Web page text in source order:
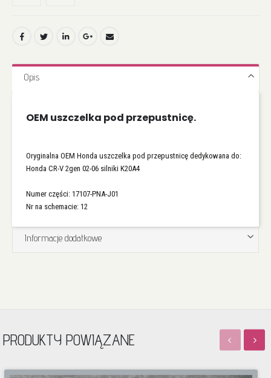
Opis
OEM uszczelka pod przepustnicę.
Oryginalna OEM Honda uszczelka pod przepustnicę dedykowana do:
Honda CR-V 2gen 02-06 silniki K20A4
Numer części: 17107-PNA-J01
Nr na schemacie: 12
Informacje dodatkowe
PRODUKTY POWIĄZANE